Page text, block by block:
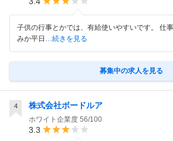
子供の行事とかでは、有給使いやすいです。 仕
みか平日 …続きを見る
募集中の求人を見る
4 株式会社ボードルア
ホワイト企業度 56/100
3.3